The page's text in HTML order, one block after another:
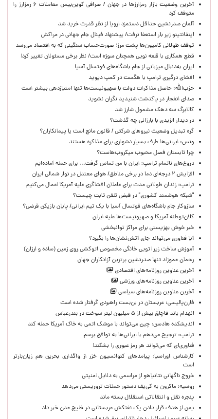
آخرین وضعیت بازار رمزارزها در جهان / صرافی کوین‌بیس معاملات ۶ رمزارز را
متوقف کرد
آلمان صدرنشین حداقل دستمزد اروپا از نظر قدرت خرید شد
اینفانتینو زیر بار استعفا نرفت/ پیشنهاد فینال جام جهانی در مراکش
توقف طولانی کامیون‌ها پشت مرز؛ صورت‌حساب سنگینی که به اقتصاد می‌رسد
قطع همکاری با قلعه نویی همچنان سوژه است/ نظر برخی مسئولان تغییر کرد!
ایران به‌دنبال میزبانی از جام باشگاه‌های فوتسال آسیا
افشای درگیری ترامپ با هگست در کمپ دیوید
حزب‌الله: حاصل مذاکرات دولت با صهیونیست‌ها تنها امتیازدهی‌ بیشتر است
صدای انفجار در پاکدشت شنیدید نگران نشوید
کالابرگ سه دهک مشمول شارز شد
در دیدار الزیدی با بارزانی چه گذشت؟
گره تبدیل وضعیت نیروهای شرکتی / قانون مانع است یا پیمانکاران؟
ونس: ایرانی‌ها طرف بسیار دشواری برای مذاکره هستند
چرا تابستان فصل محبوب میکروب‌هاست؟
دروغ‌های ناتمام ترامپ: ایران با من تماس گرفت... برای حمله آماده‌ایم
افزایش ۲ درجه‌ای دما در برخی مناطق/ هوای معتدل در نوار شمالی ایران
ترامپ: زندان طولانی مدت برای عاملان افشاگری‌ علیه آمریکا اعمال می‌کنیم
"شبکه هوشمند کشوری" در قبض تلفن ثابت چیست؟
سازوکار جام باشگاه‌های فوتسال آسیا با یک تیم ایرانی/ پایان بازیکن قرضی؟
کلان‌توطئه آمریکا و صهیونیست‌ها علیه ایران
خبر خوش بهزیستی برای مراکز توانبخشی
آیا فناوری می‌تواند جای آتش‌نشان‌ها را بگیرد؟
آموزش ساخت زیر اتویی خانگی مخصوص اتوکشی روی زمین (ساده و ارزان)
رحمان عموزاد تنها صدرنشین برترین آزادکاران جهان
آخرین عناوین روزنامه‌های اقتصادی
آخرین عناوین روزنامه‌های ورزشی
آخرین عناوین روزنامه‌های سیاسی
فارن‌پالیسی: عربستان در بن‌بست راهبردی گرفتار شده است
انهدام باند قاچاق بیش از ۵ میلیون لیتر سوخت در بندرعباس
اندیشکده هادسن: چین می‌تواند با موشک اتمی به خاک آمریکا حمله کند
ترامپ: ترجیح می‌دهم با ایرانی‌‌ها به توافق برسم
فناوری‌ای که می‌تواند هر رمز عبوری را بشکند!
کارشناس اوراسیا: پیامدهای کنوانسیون خزر از واگذاری بحرین هم زیان‌بارتر
است
خروج ناگهانی نتانیاهو از مراسمی به دلایل امنیتی
روسیه: ماکرون به کی‌یف دستور حملات تروریستی می‌دهد
پنجره‌ نقل و انتقالاتی استقلال بسته ماند
یمن از هدف قرار دادن یک نفتکش عربستانی در خلیج عدن خبر داد